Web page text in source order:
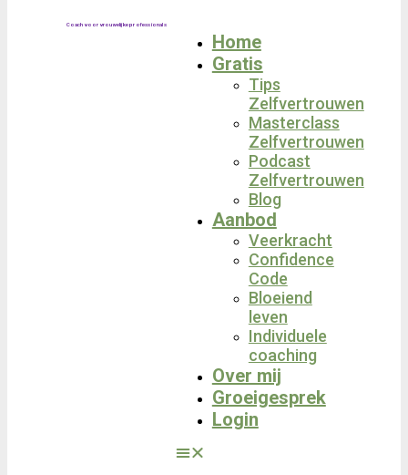
Coach voor vrouwelijke professionals
Home
Gratis
Tips
Zelfvertrouwen
Masterclass
Zelfvertrouwen
Podcast
Zelfvertrouwen
Blog
Aanbod
Veerkracht
Confidence
Code
Bloeiend
leven
Individuele
coaching
Over mij
Groeigesprek
Login